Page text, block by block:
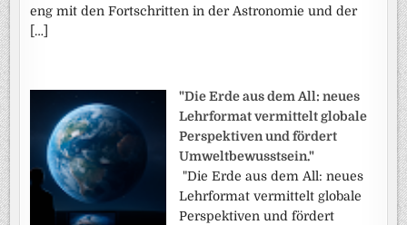
eng mit den Fortschritten in der Astronomie und der
[…]
"Die Erde aus dem All: neues
Lehrformat vermittelt globale
Perspektiven und fördert
Umweltbewusstsein."
"Die Erde aus dem All: neues
Lehrformat vermittelt globale
Perspektiven und fördert